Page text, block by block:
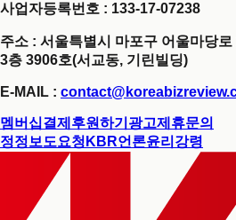
사업자등록번호 : 133-17-07238
주소 : 서울특별시 마포구 어울마당로
3층 3906호(서교동, 기린빌딩)
E-MAIL :
멤버십결제 후원하기 광고제휴문의
정정보도요청 KBR언론윤리강령